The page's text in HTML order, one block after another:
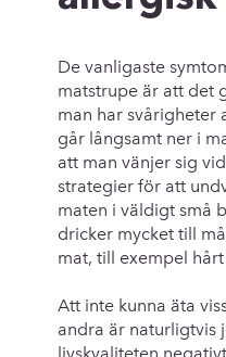
De vanligaste
matstrupe är att det
man har svårigheter
går långsamt ner i
att man vänjer sig
strategier för att
maten i väldigt små
dricker mycket till
mat, till exempel
Att inte kunna äta
andra är naturligtvis